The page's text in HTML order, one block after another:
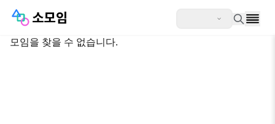
모임을 찾을 수 없습니다.